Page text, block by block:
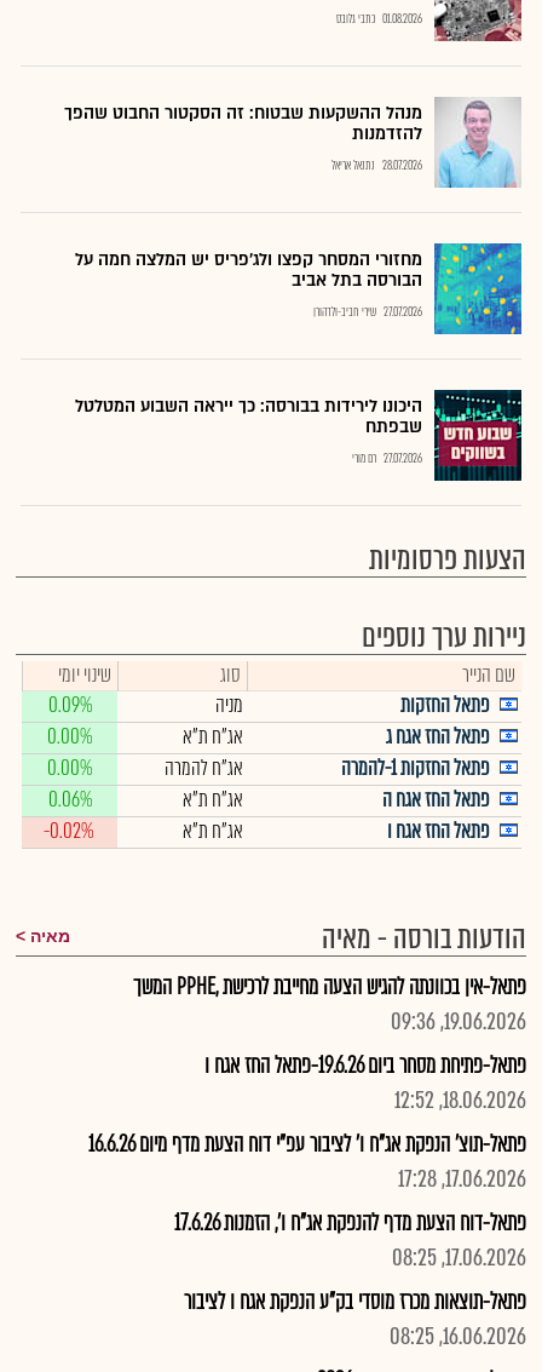
01.08.2026 כתבי גלובס
מנהל ההשקעות שבטוח: זה הסקטור החבוט שהפך
להזדמנות
28.07.2026 נתנאל אריאל
מחזורי המסחר קפצו ולג'פריס יש המלצה חמה על
הבורסה בתל אביב
27.07.2026 שירי חביב-ולדהורן
היכונו לירידות בבורסה: כך ייראה השבוע המטלטל
שבפתח
27.07.2026 רם מורי
הצעות פרסומיות
ניירות ערך נוספים
שם הנייר סוג
שינוי יומי
פתאל החזקות
מניה
0.09%
פתאל החז אגח ג
אג"ח ת"א
0.00%
פתאל החזקות 1-להמרה
אג"ח להמרה
0.00%
פתאל החז אגח ה
אג"ח ת"א
0.06%
פתאל החז אגח ו
אג"ח ת"א -0.02%
הודעות בורסה - מאיה מאיה
פתאל-אין בכוונתה להגיש הצעה מחייבת לרכישת ,PPHE המשך
19.06.2026, 09:36
פתאל-פתיחת מסחר ביום 19.6.26-פתאל החז אגח ו
18.06.2026, 12:52
פתאל-תוצ' הנפקת אג"ח ו' לציבור עפ"י דוח הצעת מדף מיום 16.6.26
17.06.2026, 17:28
פתאל-דוח הצעת מדף להנפקת אג"ח ו', הזמנות 17.6.26
17.06.2026, 08:25
פתאל-תוצאות מכרז מוסדי בק"ע הנפקת אגח ו לציבור
16.06.2026, 08:25